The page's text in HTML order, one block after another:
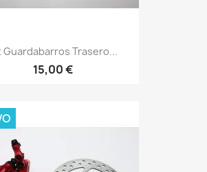
Guardabarros Trasero...
15,00 €